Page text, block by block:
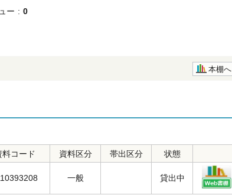
ー 0
本棚へ
料コード 資料区分 帯出区分 状態
一般 貸出中